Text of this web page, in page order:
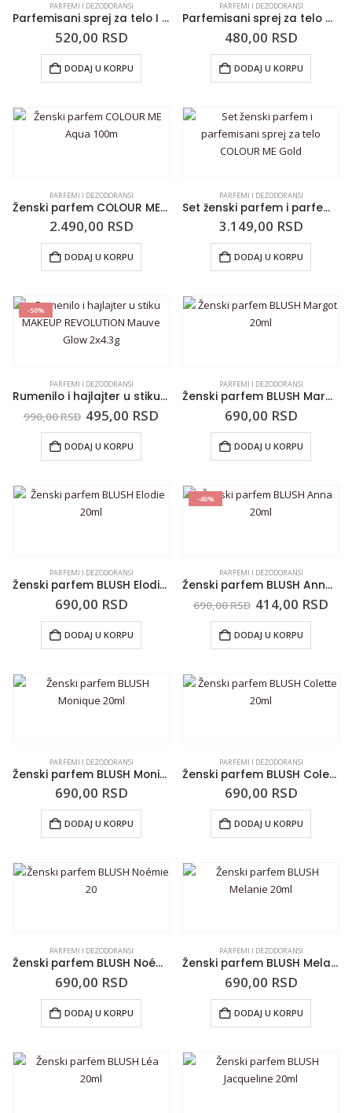
PARFEMI I DEZODORANSI
Parfemisani sprej za telo I LOVE zova
520,00 RSD
DODAJ U KORPU
PARFEMI I DEZODORANSI
Parfemisani sprej za telo AGRADO vanila i ruža
480,00 RSD
DODAJ U KORPU
PARFEMI I DEZODORANSI
Ženski parfem COLOUR ME Aqua 100m
2.490,00 RSD
DODAJ U KORPU
PARFEMI I DEZODORANSI
Set ženski parfem i parfemisani sprej za telo COLOUR ME Gold
3.149,00 RSD
DODAJ U KORPU
-50%
PARFEMI I DEZODORANSI
Rumenilo i hajlajter u stiku MAKEUP REVOLUTION Mauve Glow 2×4.3g
990,00RSD 495,00 RSD
DODAJ U KORPU
PARFEMI I DEZODORANSI
Ženski parfem BLUSH Margot 20ml
690,00 RSD
DODAJ U KORPU
PARFEMI I DEZODORANSI
Ženski parfem BLUSH Elodie 20ml
690,00 RSD
DODAJ U KORPU
-40%
PARFEMI I DEZODORANSI
Ženski parfem BLUSH Anna 20ml
690,00RSD 414,00 RSD
DODAJ U KORPU
PARFEMI I DEZODORANSI
Ženski parfem BLUSH Monique 20ml
690,00 RSD
DODAJ U KORPU
PARFEMI I DEZODORANSI
Ženski parfem BLUSH Colette 20ml
690,00 RSD
DODAJ U KORPU
PARFEMI I DEZODORANSI
Ženski parfem BLUSH Noémie 20
690,00 RSD
DODAJ U KORPU
PARFEMI I DEZODORANSI
Ženski parfem BLUSH Melanie 20ml
690,00 RSD
DODAJ U KORPU